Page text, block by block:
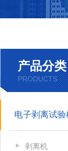
产品分类
PRODUCTS
电子剥离试验
剥离机